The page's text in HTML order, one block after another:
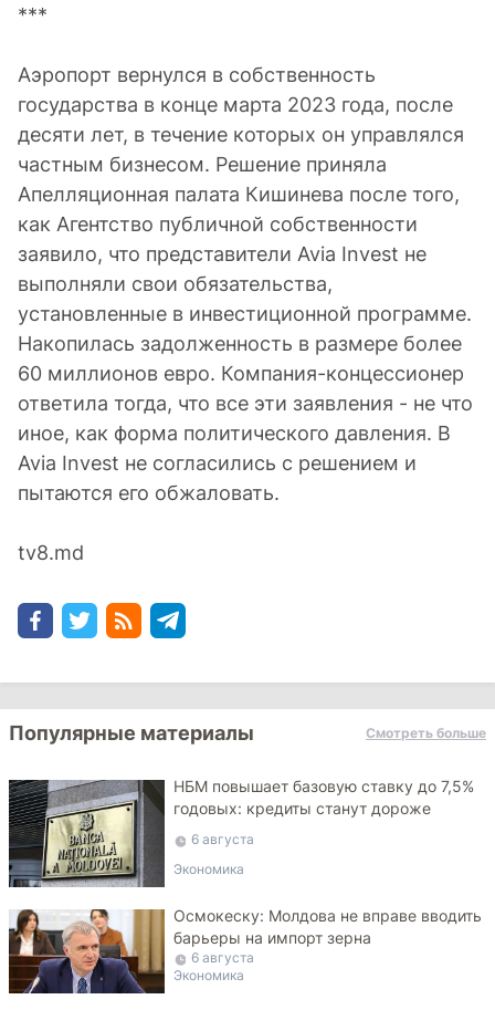
***
Аэропорт вернулся в собственность
государства в конце марта 2023 года, после
десяти лет, в течение которых он управлялся
частным бизнесом. Решение приняла
Апелляционная палата Кишинева после того,
как Агентство публичной собственности
заявило, что представители Avia Invest не
выполняли свои обязательства,
установленные в инвестиционной программе.
Накопилась задолженность в размере более
60 миллионов евро. Компания-концессионер
ответила тогда, что все эти заявления - не что
иное, как форма политического давления. В
Avia Invest не согласились с решением и
пытаются его обжаловать.
tv8.md
Популярные материалы Смотреть больше
НБМ повышает базовую ставку до 7,5%
годовых: кредиты станут дороже
6 августа
Экономика
Осмокеску: Молдова не вправе вводить
барьеры на импорт зерна
6 августа
Экономика